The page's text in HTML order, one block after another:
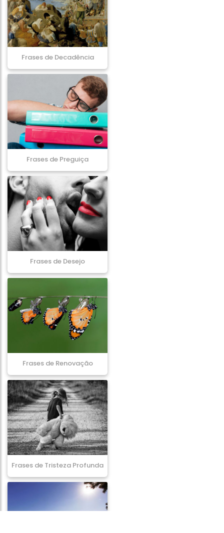
Frases de Decadência
Frases de Preguiça
Frases de Desejo
Frases de Renovação
Frases de Tristeza Profunda